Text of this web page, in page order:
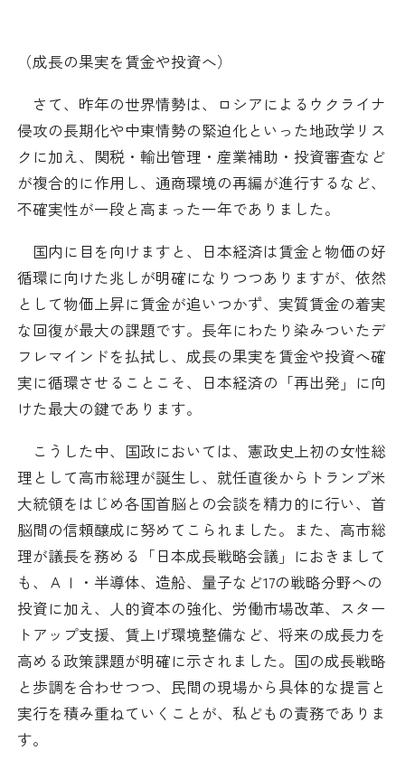
海外ビジネス・貿易証明
情報提供・広報
その他サービス
日商のあゆみ
委員会・専門委員会
青年部・女性会
日商創立100周年宣言
情報公開
採用情報
アクセス
所信
（成長の果実を賃金や投資へ）
さて、昨年の世界情勢は、ロシアによるウクライナ
侵攻の長期化や中東情勢の緊迫化といった地政学リス
クに加え、関税・輸出管理・産業補助・投資審査など
が複合的に作用し、通商環境の再編が進行するなど、
不確実性が一段と高まった一年でありました。
国内に目を向けますと、日本経済は賃金と物価の好
循環に向けた兆しが明確になりつつありますが、依然
として物価上昇に賃金が追いつかず、実質賃金の着実
な回復が最大の課題です。長年にわたり染みついたデ
フレマインドを払拭し、成長の果実を賃金や投資へ確
実に循環させることこそ、日本経済の「再出発」に向
けた最大の鍵であります。
こうした中、国政においては、憲政史上初の女性総
理として高市総理が誕生し、就任直後からトランプ米
大統領をはじめ各国首脳との会談を精力的に行い、首
脳間の信頼醸成に努めてこられました。また、高市総
理が議長を務める「日本成長戦略会議」におきまして
も、ＡＩ・半導体、造船、量子など17の戦略分野への
投資に加え、人的資本の強化、労働市場改革、スター
トアップ支援、賃上げ環境整備など、将来の成長力を
高める政策課題が明確に示されました。国の成長戦略
と歩調を合わせつつ、民間の現場から具体的な提言と
実行を積み重ねていくことが、私どもの責務でありま
す。